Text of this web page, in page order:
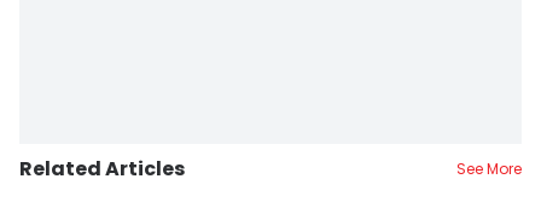
Related Articles See More